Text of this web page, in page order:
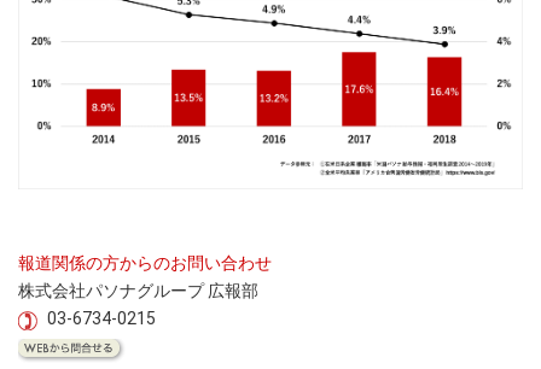
報道関係の方からのお問い合わせ
株式会社パソナグループ 広報部
03-6734-0215